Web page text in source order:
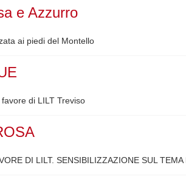
e Azzurro
ai piedi del Montello
di LILT Treviso
DI LILT. SENSIBILIZZAZIONE SUL